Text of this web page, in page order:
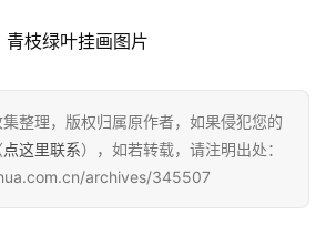
青枝绿叶挂画图片
整理，版权归属原作者，如果侵犯您的
点这里联系），如若转载，请注明出处：
archives/345507